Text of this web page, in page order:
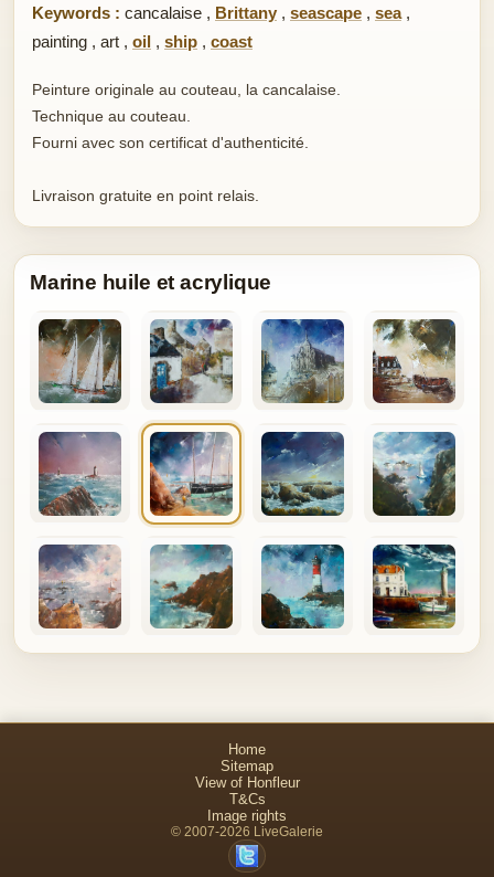
Keywords : cancalaise , Brittany , seascape , sea,
painting , art , oil , ship , coast
Peinture originale au couteau, la cancalaise.
Technique au couteau.
Fourni avec son certificat d'authenticité.
Livraison gratuite en point relais.
Marine huile et acrylique
Home
Sitemap
View of Honfleur
T&Cs
Image rights
© 2007-2026 LiveGalerie